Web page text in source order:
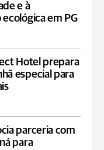
e à
em PG
Hotel prepara
especial para
parceria com
para